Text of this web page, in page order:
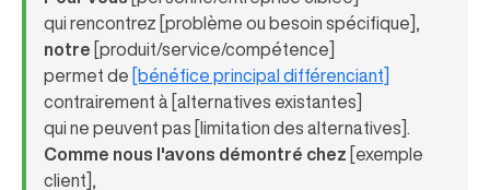
qui rencontrez [problème ou besoin spécifique],
notre [produit/service/compétence]
permet de
[bénéfice principal différenciant]
contrairement à [alternatives existantes]
qui ne peuvent pas [limitation des alternatives].
Comme nous l'avons démontré chez [exemple
client],